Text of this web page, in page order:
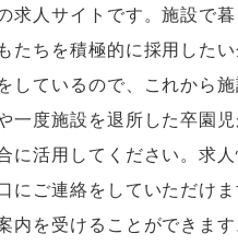
求人サイトです。施設で
たちを積極的に採用した
しているので、これから
一度施設を退所した卒園
に活用してください。求
にご連絡をしていただけま
内を受けることができま